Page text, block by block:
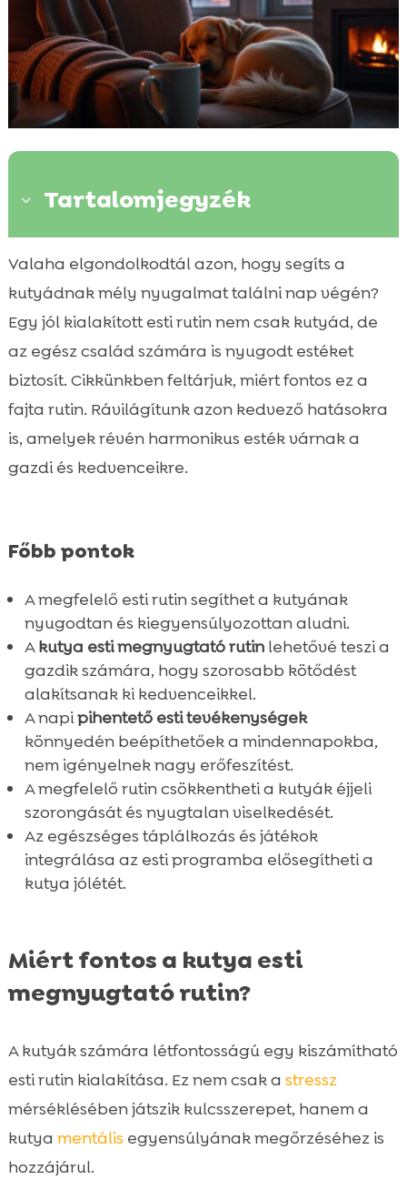
3 Tartalomjegyzék
 Miért fontos a kutya esti megnyugtató
rutin?
 Hogyan kezdjük el a rutint?
Milyen előnyökkel jár a rendszeres esti
rutin?
Ideális időzítés az esti rutinra
Kedvenc nyugodt helyének kiválasztása
Nyugtató zene és hangok alkalmazása
Masszázs és simogatás szerepe
Táplálkozás szerepe az esti rutinban
CricksyDog élelmiszerek: Juliet, Ted és Ely

CricksyDog jutalomfalatok: Friky és
MeatLover
 Twinky vitaminok és Chloé kozmetikumok
 Nyugodt alvás: Tippek és trükkök
Riasztási helyzetek kezelése éjszaka
Érzelmi kapcsolatok erősítése
 Ismert problémák és megoldásuk
 Összefoglaló
 FAQ
Valaha elgondolkodtál azon, hogy segíts a
kutyádnak mély nyugalmat találni nap végén?
Egy jól kialakított esti rutin nem csak kutyád, de
az egész család számára is nyugodt estéket
biztosít. Cikkünkben feltárjuk, miért fontos ez a
fajta rutin. Rávilágítunk azon kedvező hatásokra
is, amelyek révén harmonikus esték várnak a
gazdi és kedvenceikre.
Főbb pontok
A megfelelő esti rutin segíthet a kutyának
nyugodtan és kiegyensúlyozottan aludni.
Akutya esti megnyugtató rutinlehetővé teszi a
gazdik számára, hogy szorosabb kötődést
alakítsanak ki kedvenceikkel.
A napipihentető esti tevékenységek
könnyedén beépíthetőek a mindennapokba,
nem igényelnek nagy erőfeszítést.
A megfelelő rutin csökkentheti a kutyák éjjeli
szorongását és nyugtalan viselkedését.
Az egészséges táplálkozás és játékok
integrálása az esti programba elősegítheti a
kutya jólétét.
Miért fontos a kutya esti
megnyugtató rutin?
A kutyák számára létfontosságú egy kiszámítható
esti rutin kialakítása. Ez nem csak a stressz
mérséklésében játszik kulcsszerepet, hanem a
kutya mentális egyensúlyának megőrzéséhez is
hozzájárul.